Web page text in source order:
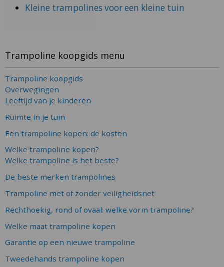
Kleine trampolines voor een kleine tuin
Trampoline koopgids menu
Trampoline koopgids
Overwegingen
Leeftijd van je kinderen
Ruimte in je tuin
Een trampoline kopen: de kosten
Welke trampoline kopen?
Welke trampoline is het beste?
De beste merken trampolines
Trampoline met of zonder veiligheidsnet
Rechthoekig, rond of ovaal: welke vorm trampoline?
Welke maat trampoline kopen
Garantie op een nieuwe trampoline
Tweedehands trampoline kopen